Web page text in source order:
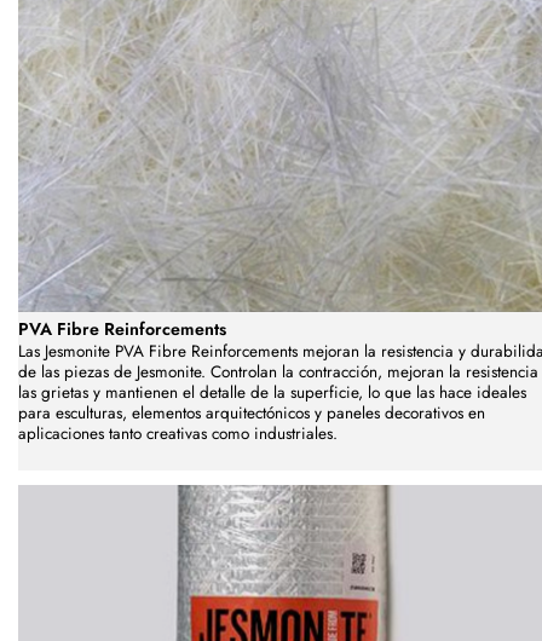
PVA Fibre Reinforcements
Las Jesmonite PVA Fibre Reinforcements mejoran la resistencia y
de las piezas de Jesmonite. Controlan la contracción, mejoran la
las grietas y mantienen el detalle de la superficie, lo que las hace ideales
para esculturas, elementos arquitectónicos y paneles decorativos en
aplicaciones tanto creativas como industriales.